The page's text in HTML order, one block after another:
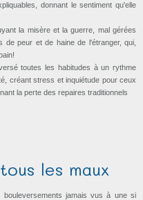
donnant le sentiment qu'elle
la misère et la guerre, mal gérées
de peur et de haine de l'étranger, qui,
toutes les habitudes à un rythme
créant stress et inquiétude pour ceux
la perte des repaires traditionnels
les maux
jamais vus à une si